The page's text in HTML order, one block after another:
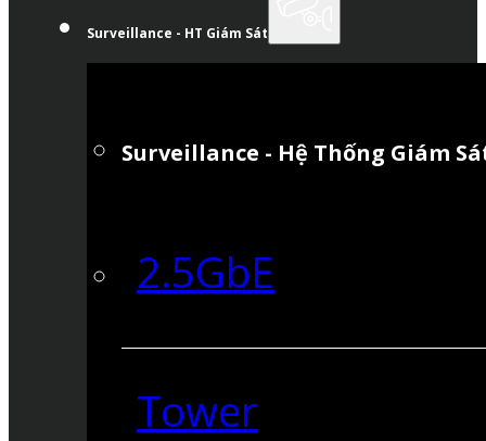
Surveillance - HT Giám Sát
Surveillance - Hệ Thống Giám
2.5GbE
Tower